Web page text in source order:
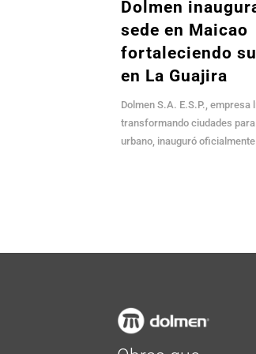
Dolmen
sede en Maicao
fortaleciendo
en La Guajira
Dolmen S.A. E.S.P., empresa
transformando ciudades
urbano, inauguró